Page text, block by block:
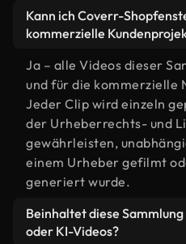
Kann ich Coverr-
kommerzielle
Ja – alle Videos dieser
und für die kommerzielle
Jeder Clip wird einzeln
der Urheberrechts- und
gewährleisten,
einem Urheber gefilmt
generiert wurde.
Beinhaltet diese
oder KI-Videos?